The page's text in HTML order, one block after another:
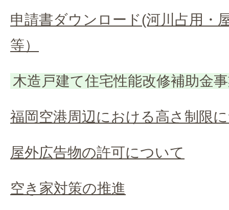
申請書ダウンロード(河川占用・
等）
木造戸建て住宅性能改修補助金
福岡空港周辺における高さ制限
屋外広告物の許可について
空き家対策の推進